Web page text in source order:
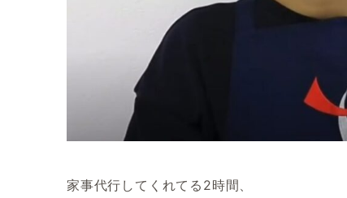
家事代行してくれてる2時間、